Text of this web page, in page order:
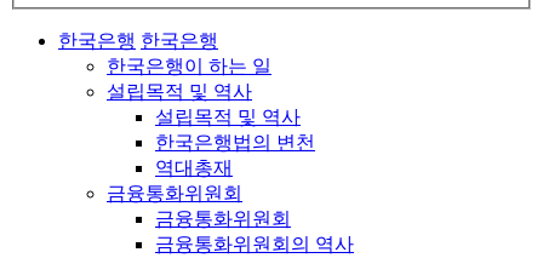
한국은행 한국은행
한국은행이 하는 일
설립목적 및 역사
설립목적 및 역사
한국은행법의 변천
역대총재
금융통화위원회
금융통화위원회
금융통화위원회의 역사